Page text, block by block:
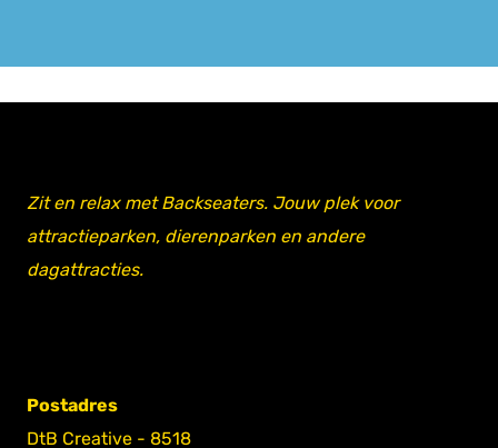
Zit en relax met Backseaters. Jouw plek voor
attractieparken, dierenparken en andere
dagattracties.
Postadres
DtB Creative - 8518